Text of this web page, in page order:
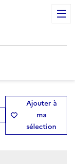
Ajouter à
ma
sélection